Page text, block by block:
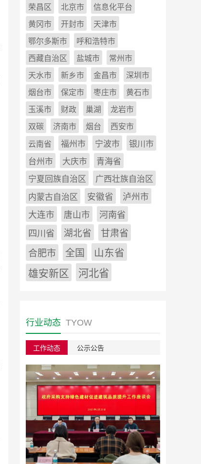
荣昌区 北京市 信息化平台
黄冈市 开封市 天津市
鄂尔多斯市 呼和浩特市
西藏自治区 盐城市 常州市
天水市 新乡市 金昌市 深圳市
烟台市 保定市 枣庄市 黄石市
玉溪市 财政 巢湖 龙岩市
双碳 济南市 烟台 西安市
云南省 福州市 宁波市
银川市
台州市
大庆市
青海省
宁夏回族自治区
广西壮族自治区
内蒙古自治区
安徽省
泸州市
大连市
唐山市
河南省
四川省
湖北省
甘肃省
合肥市
全国
山东省
雄安新区
河北省
行业动态 TYOW
工作动态 公示公告